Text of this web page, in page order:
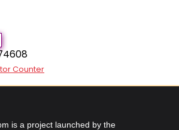
Counter
is a project launched by the